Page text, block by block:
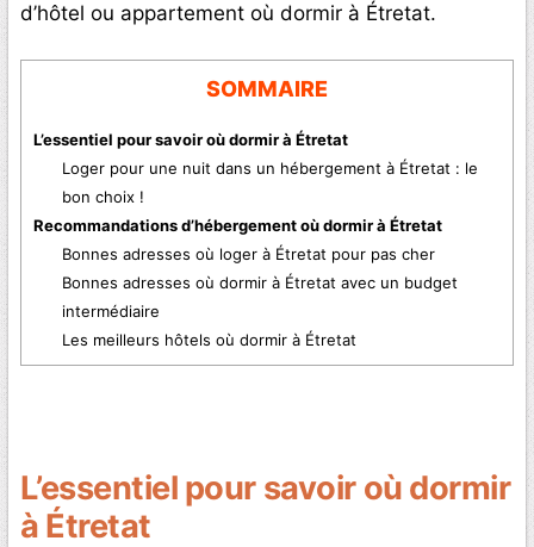
d’hôtel ou appartement où dormir à Étretat.
SOMMAIRE
L’essentiel pour savoir où dormir à Étretat
Loger pour une nuit dans un hébergement à Étretat : le
bon choix !
Recommandations d’hébergement où dormir à Étretat
Bonnes adresses où loger à Étretat pour pas cher
Bonnes adresses où dormir à Étretat avec un budget
intermédiaire
Les meilleurs hôtels où dormir à Étretat
L’essentiel pour savoir où dormir
à Étretat